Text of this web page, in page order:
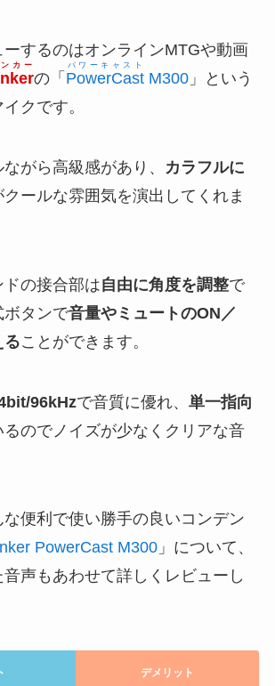
するのはオンラインMTGや動画
ンカー
の「 PowerCast
パワーキャスト
M300」という
クです。
がら高級感があり、
カラフルに
クールな雰囲気を演出してくれま
の接合部は自由に角度を調整で
ボタンで音量やミュートのON／
ることができます。
96kHzで音質に優れ、 単一指向
のでノイズが少なくクリアな音
便利で使い勝手の良いコンデン
PowerCast M300」について、
声もあわせて詳しくレビューし
デメリット